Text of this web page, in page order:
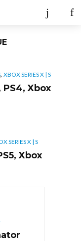
, XBOX SERIES X | S
PS4, Xbox
SERIES X | S
Xbox